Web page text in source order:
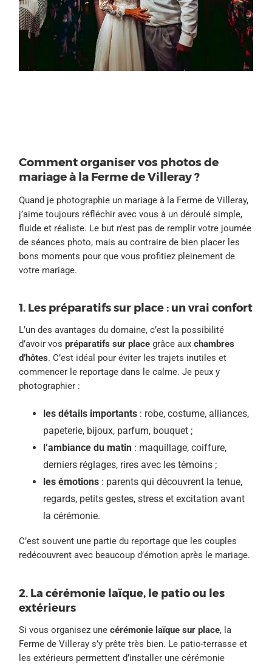
Comment organiser vos photos de
mariage à la Ferme de Villeray ?
Quand je photographie un mariage à la Ferme de Villeray,
j’aime toujours réfléchir avec vous à un déroulé simple,
fluide et réaliste. Le but n’est pas de remplir votre journée
de séances photo, mais au contraire de bien placer les
bons moments pour que vous profitiez pleinement de
votre mariage.
1. Les préparatifs sur place : un vrai confort
L’un des avantages du domaine, c’est la possibilité
d’avoir vospréparatifs sur place grâce auxchambres
d’hôtes. C’est idéal pour éviter les trajets inutiles et
commencer le reportage dans le calme. Je peux y
photographier :
les détails importants : robe, costume, alliances,
papeterie, bijoux, parfum, bouquet ;
l’ambiance du matin : maquillage, coiffure,
derniers réglages, rires avec les témoins ;
les émotions : parents qui découvrent la tenue,
regards, petits gestes, stress et excitation avant
la cérémonie.
C’est souvent une partie du reportage que les couples
redécouvrent avec beaucoup d’émotion après le mariage.
2. La cérémonie laïque, le patio ou les
extérieurs
Si vous organisez unecérémonie laïque sur place, la
Ferme de Villeray s’y prête très bien. Le patio-terrasse et
les extérieurs permettent d’installer une cérémonie